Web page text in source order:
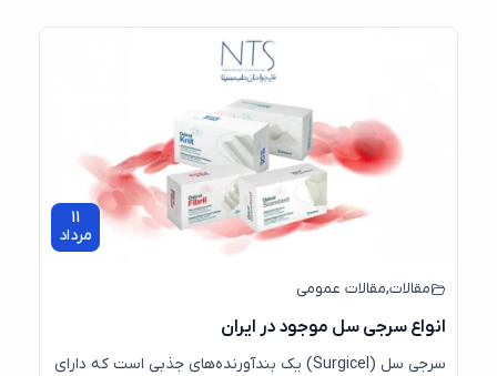
11
مرداد
مقالات,مقالات عمومی
انواع سرجی‌ سل موجود در ایران
سرجی سل (Surgicel) یک بندآورنده‌های جذبی است که دارای